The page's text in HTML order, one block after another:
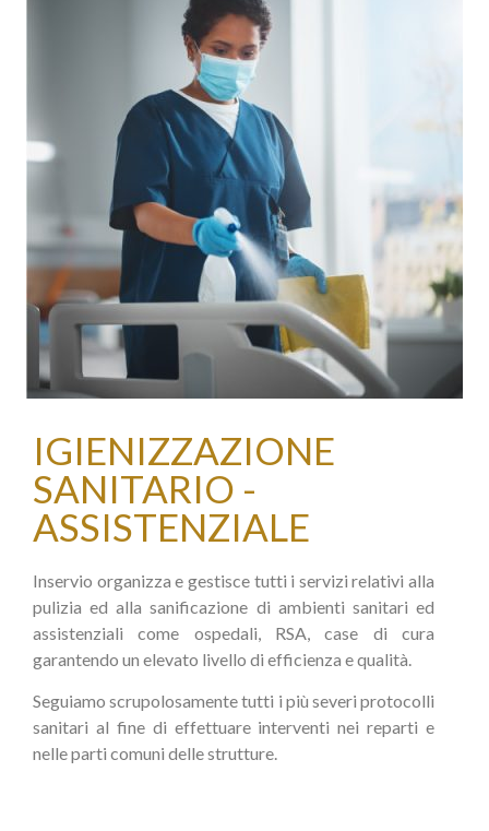
IGIENIZZAZIONE
SANITARIO -
ASSISTENZIALE
Inservio organizza e gestisce tutti i servizi relativi alla
pulizia ed alla sanificazione di ambienti sanitari ed
assistenziali come ospedali, RSA, case di cura
garantendo un elevato livello di efficienza e qualità.
Seguiamo scrupolosamente tutti i più severi protocolli
sanitari al fine di effettuare interventi nei reparti e
nelle parti comuni delle strutture.